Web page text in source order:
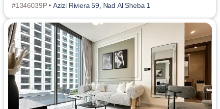
#1346039P • Azizi Riviera 59, Nad Al Sheba 1